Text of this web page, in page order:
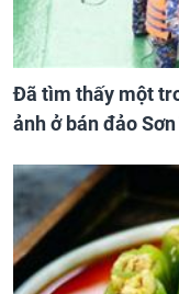
Đã tìm thấy một
ảnh ở bán đảo